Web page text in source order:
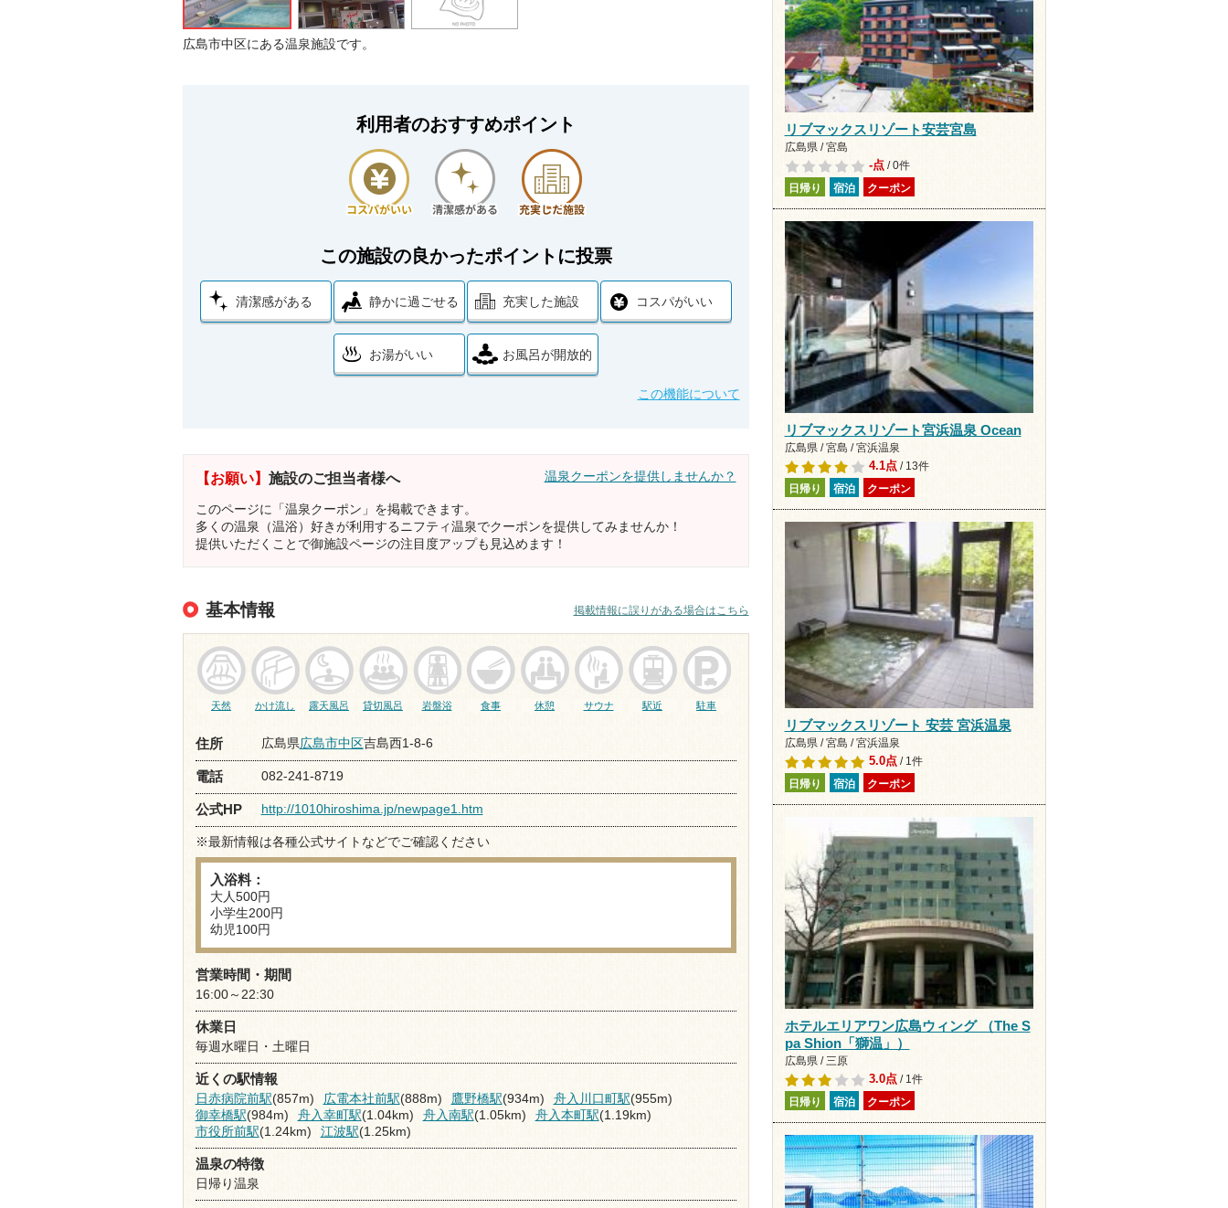
広島市中区にある温泉施設です。
利用者のおすすめポイント
この施設の良かったポイントに投票
清潔感がある 静かに過ごせる 充実した施設 コスパがいい
お湯がいい お風呂が開放的
この機能について
【お願い】 施設のご担当者様へ 温泉クーポンを提供しませんか？
このページに「温泉クーポン」を掲載できます。
多くの温泉（温浴）好きが利用するニフティ温泉でクーポンを提供してみませんか！
提供いただくことで御施設ページの注目度アップも見込めます！
基本情報 掲載情報に誤りがある場合はこちら
天然 かけ流し 露天風呂 貸切風呂 岩盤浴 食事 休憩 サウナ 駅近 駐車
住所 広島県広島市中区吉島西1-8-6
電話 082-241-8719
公式HP http://1010hiroshima.jp/newpage1.htm
※最新情報は各種公式サイトなどでご確認ください
入浴料：
大人500円
小学生200円
幼児100円
営業時間・期間
16:00～22:30
休業日
毎週水曜日・土曜日
近くの駅情報
日赤病院前駅(857m) 広電本社前駅(888m) 鷹野橋駅(934m) 舟入川口町駅(955m)
御幸橋駅(984m) 舟入幸町駅(1.04km) 舟入南駅(1.05km) 舟入本町駅(1.19km)
市役所前駅(1.24km) 江波駅(1.25km)
温泉の特徴
日帰り温泉
リブマックスリゾート安芸宮島
広島県 / 宮島
-点/ 0件
日帰り 宿泊 クーポン
リブマックスリゾート宮浜温泉 Ocean
広島県 / 宮島 / 宮浜温泉
4.1点/ 13件
日帰り 宿泊 クーポン
リブマックスリゾート 安芸 宮浜温泉
広島県 / 宮島 / 宮浜温泉
5.0点/ 1件
日帰り 宿泊 クーポン
ホテルエリアワン広島ウィング （The S
pa Shion「獅温」）
広島県 / 三原
3.0点/ 1件
日帰り 宿泊 クーポン